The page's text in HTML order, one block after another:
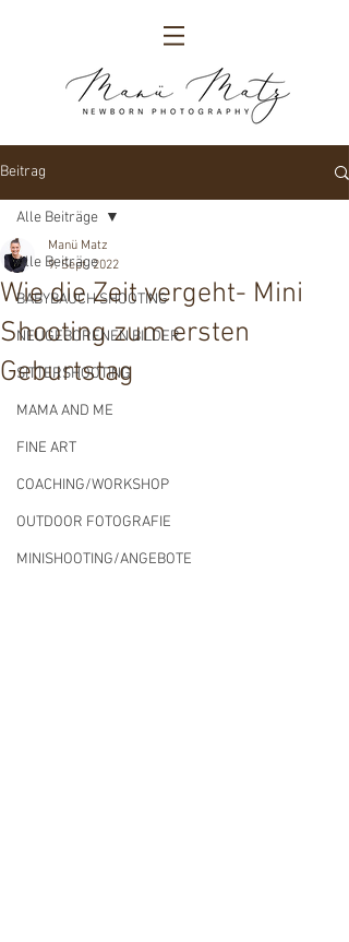
Beitrag
Alle Beiträge
BABYBAUCH SHOOTING
NEUGEBORENEN BILDER
SITTERSHOOTING
MAMA AND ME
FINE ART
COACHING/WORKSHOP
OUTDOOR FOTOGRAFIE
MINISHOOTING/ANGEBOTE
Alle Beiträge
Wie die Zeit vergeht- Mini
Shooting zum ersten
Geburtstag
Manü Matz
9. Sept. 2022